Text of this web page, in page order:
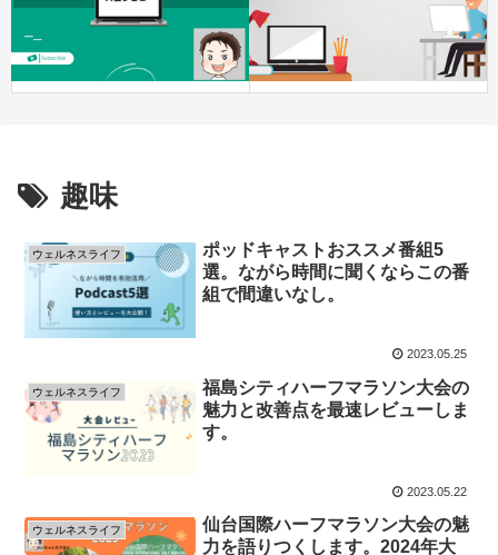
趣味
ウェルネスライフ
ポッドキャストおススメ番組5
選。ながら時間に聞くならこの番
組で間違いなし。
2023.05.25
ウェルネスライフ
福島シティハーフマラソン大会の
魅力と改善点を最速レビューしま
す。
2023.05.22
ウェルネスライフ
仙台国際ハーフマラソン大会の魅
力を語りつくします。2024年大